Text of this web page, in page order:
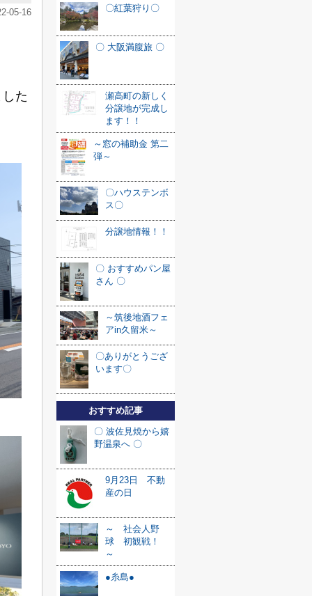
05-16
た
〇紅葉狩り〇
〇 大阪満腹旅 〇
瀬高町の新しく
分譲地が完成し
ます！！
～窓の補助金 第二
弾～
〇ハウステンボ
ス〇
分譲地情報！！
〇 おすすめパン屋
さん 〇
～筑後地酒フェ
アin久留米～
〇ありがとうござ
います〇
おすすめ記事
〇 波佐見焼から嬉
野温泉へ 〇
9月23日 不動
産の日
～ 社会人野
球 初観戦！
～
●糸島●